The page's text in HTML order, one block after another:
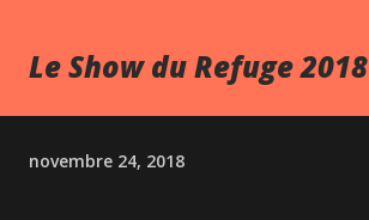
Le Show du Refuge 2018
novembre 24, 2018